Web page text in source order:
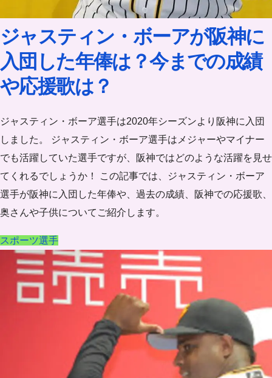
ジャスティン・ボーアが阪神に
入団した年俸は？今までの成績
や応援歌は？
ジャスティン・ボーア選手は2020年シーズンより阪神に入団
しました。 ジャスティン・ボーア選手はメジャーやマイナー
でも活躍していた選手ですが、阪神ではどのような活躍を見せ
てくれるでしょうか！ この記事では、ジャスティン・ボーア
選手が阪神に入団した年俸や、過去の成績、阪神での応援歌、
奥さんや子供についてご紹介します。
スポーツ選手